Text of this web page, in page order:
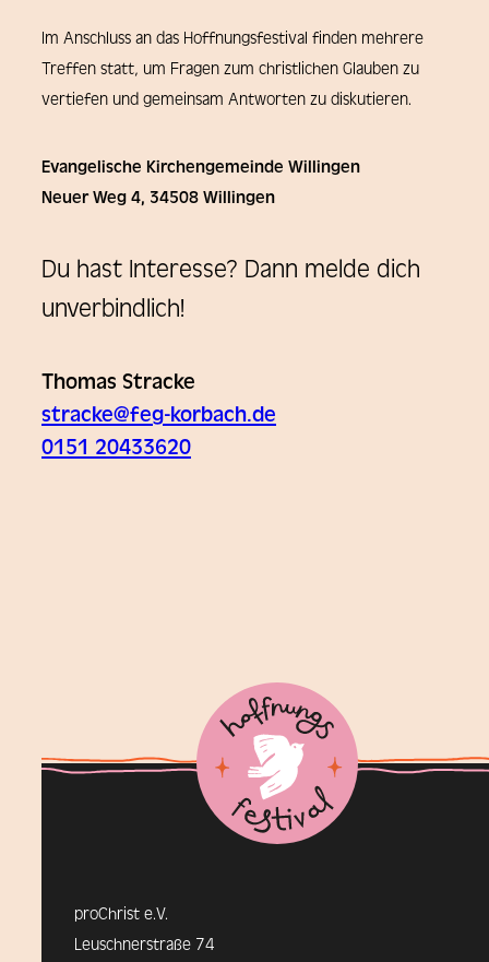
Im Anschluss an das Hoffnungsfestival finden mehrere
Treffen statt, um Fragen zum christlichen Glauben zu
vertiefen und gemeinsam Antworten zu diskutieren.
Evangelische Kirchengemeinde Willingen
Neuer Weg 4, 34508 Willingen
Du hast Interesse? Dann melde dich
unverbindlich!
Thomas Stracke
stracke@feg-korbach.de
0151 20433620
proChrist e.V.
Leuschnerstraße 74